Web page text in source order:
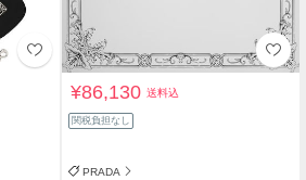
¥86,130送料込
関税負担なし
PRADA